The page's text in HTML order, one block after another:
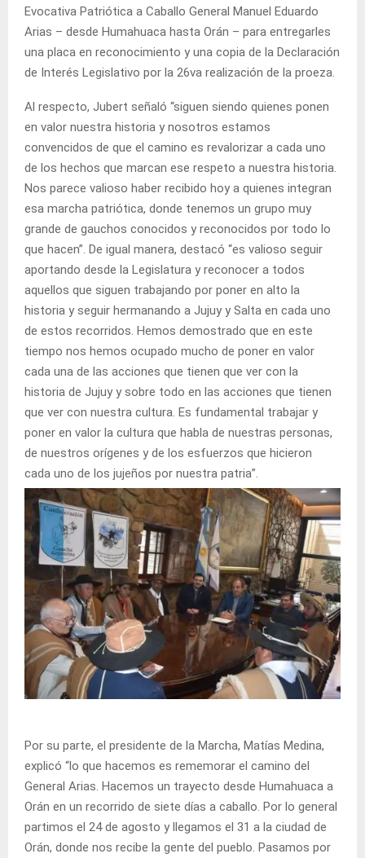
Evocativa Patriótica a Caballo General Manuel Eduardo
Arias – desde Humahuaca hasta Orán – para entregarles
una placa en reconocimiento y una copia de la Declaración
de Interés Legislativo por la 26va realización de la proeza.
Al respecto, Jubert señaló “siguen siendo quienes ponen
en valor nuestra historia y nosotros estamos
convencidos de que el camino es revalorizar a cada uno
de los hechos que marcan ese respeto a nuestra historia.
Nos parece valioso haber recibido hoy a quienes integran
esa marcha patriótica, donde tenemos un grupo muy
grande de gauchos conocidos y reconocidos por todo lo
que hacen”. De igual manera, destacó “es valioso seguir
aportando desde la Legislatura y reconocer a todos
aquellos que siguen trabajando por poner en alto la
historia y seguir hermanando a Jujuy y Salta en cada uno
de estos recorridos. Hemos demostrado que en este
tiempo nos hemos ocupado mucho de poner en valor
cada una de las acciones que tienen que ver con la
historia de Jujuy y sobre todo en las acciones que tienen
que ver con nuestra cultura. Es fundamental trabajar y
poner en valor la cultura que habla de nuestras personas,
de nuestros orígenes y de los esfuerzos que hicieron
cada uno de los jujeños por nuestra patria”.
Por su parte, el presidente de la Marcha, Matías Medina,
explicó “lo que hacemos es rememorar el camino del
General Arias. Hacemos un trayecto desde Humahuaca a
Orán en un recorrido de siete días a caballo. Por lo general
partimos el 24 de agosto y llegamos el 31 a la ciudad de
Orán, donde nos recibe la gente del pueblo. Pasamos por